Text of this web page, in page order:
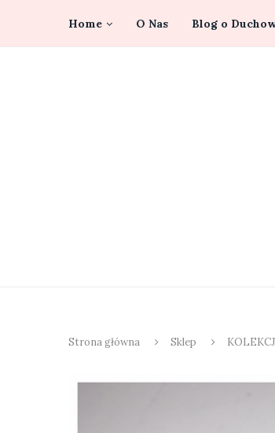
Home O Nas Blog o
Strona główna Sklep